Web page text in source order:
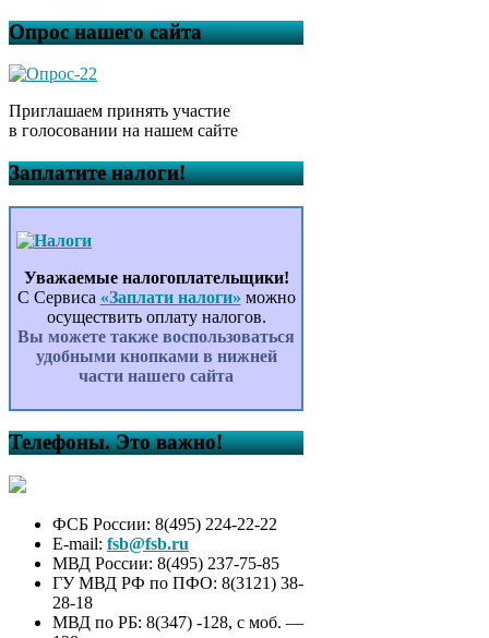
Опрос нашего сайта
Приглашаем принять участие
в голосовании на нашем сайте
Заплатите налоги!
Уважаемые налогоплательщики!
С Сервиса «Заплати налоги» можно
осуществить оплату налогов.
Вы можете также воспользоваться
удобными кнопками в нижней
части нашего сайта
Телефоны. Это важно!
ФСБ России: 8(495) 224-22-22
E-mail: fsb@fsb.ru
МВД России: 8(495) 237-75-85
ГУ МВД РФ по ПФО: 8(3121) 38-
28-18
МВД по РБ: 8(347) -128, с моб. —